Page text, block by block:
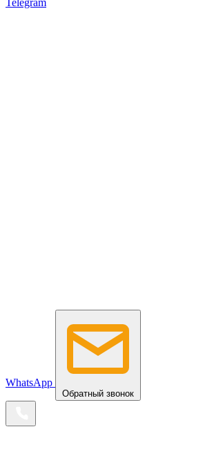
WhatsApp
Обратный звонок